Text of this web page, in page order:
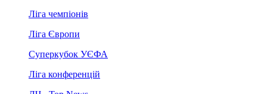
Ліга чемпіонів
Ліга Європи
Суперкубок УЄФА
Ліга конференцій